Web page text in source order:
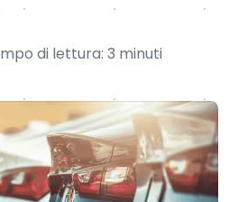
di lettura: 3 minuti